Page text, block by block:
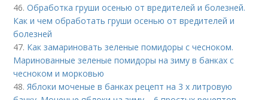
46.Обработка груши осенью от вредителей и болезней.
Как и чем обработать груши осенью от вредителей и
болезней
47. Как замариновать зеленые помидоры с чесноком.
Маринованные зеленые помидоры на зиму в банках с
чесноком и морковью
48.Яблоки моченые в банках рецепт на 3 х литровую